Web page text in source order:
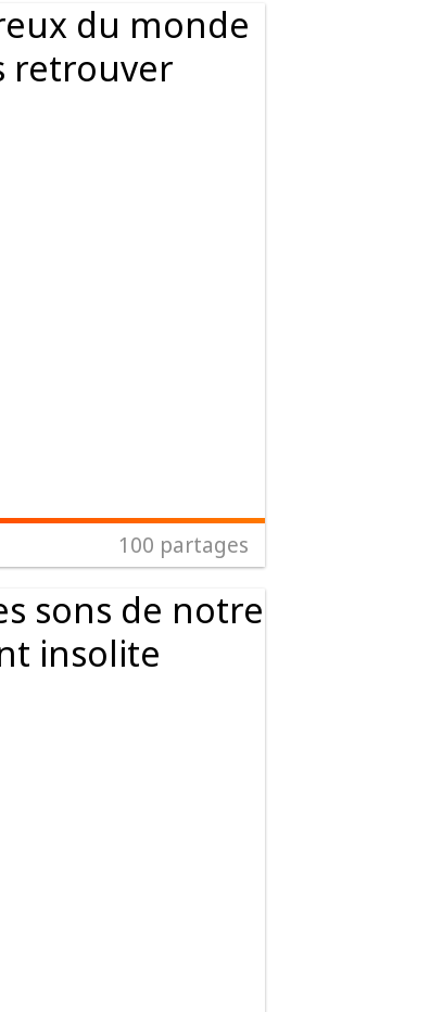
du monde
retrouver
100 partages
sons de notre
insolite